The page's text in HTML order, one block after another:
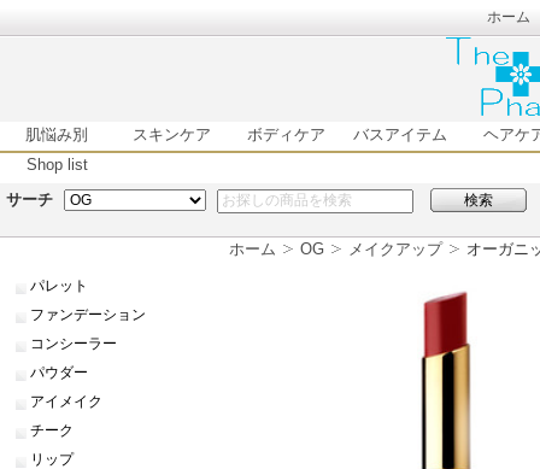
ホーム
肌悩み別 スキンケア ボディケア バスアイテム
ヘアケ
Shop list
サーチ
検索
ホーム OG メイクアップ オーガニ
パレット
ファンデーション
コンシーラー
パウダー
アイメイク
チーク
リップ